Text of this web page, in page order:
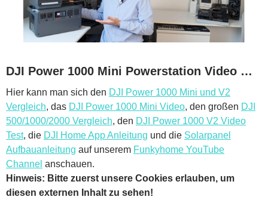
DJI Power 1000 Mini Powerstation Video …
Hier kann man sich den DJI Power 1000 Mini und V2
Vergleich, das DJI Power 1000 Mini Video, den großen DJI
500/1000/2000 Vergleich, den DJI Power 1000 V2 Video
Test, die DJI Home App Anleitung und die Solarpanel
Aufbauanleitung auf unserem Funkyhome YouTube
Channel anschauen.
Hinweis: Bitte zuerst unsere Cookies erlauben, um
diesen externen Inhalt zu sehen!